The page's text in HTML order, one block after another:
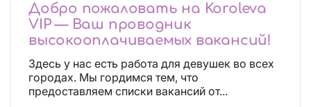
Добро пожаловать на Koroleva
VIP — Ваш проводник
высокооплачиваемых вакансий!
Здесь у нас есть работа для девушек во всех
городах. Мы гордимся тем, что
предоставляем списки вакансий от...